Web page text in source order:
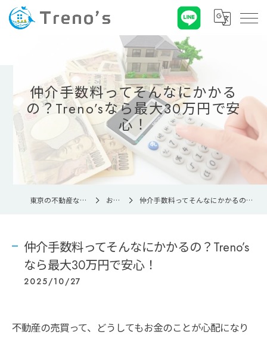
仲介手数料ってそんなにかかる
の？Treno’sなら最大30万円で安
心！
東京の不動産ならTreno’s株式会社 お知らせ 仲介手数料ってそんなにかかるの？Treno’sなら最大30万円で安心！
仲介手数料ってそんなにかかるの？Treno’s
なら最大30万円で安心！
2025/10/27
不動産の売買って、どうしてもお金のことが心配になり